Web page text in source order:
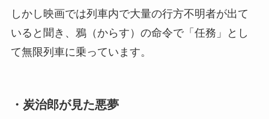
しかし映画では列車内で大量の行方不明者が出て
いると聞き、鴉（からす）の命令で「任務」とし
て無限列車に乗っています。
・炭治郎が見た悪夢